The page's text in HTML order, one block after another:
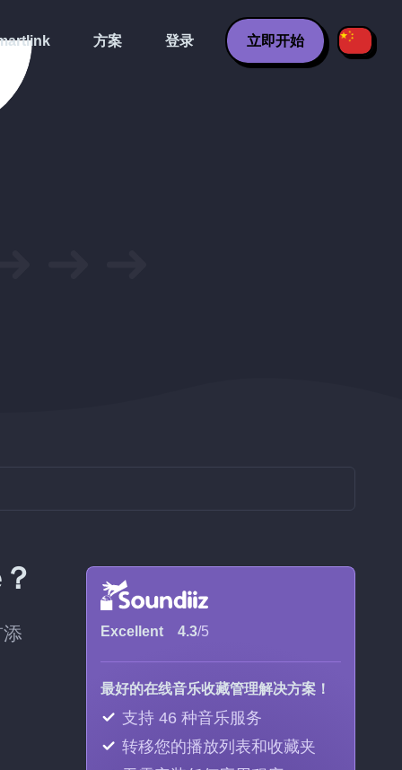
方案 登录 立即开始
Excellent 4.3/5
最好的在线音乐收藏管理解决方案！
支持 46 种音乐服务
转移您的播放列表和收藏夹